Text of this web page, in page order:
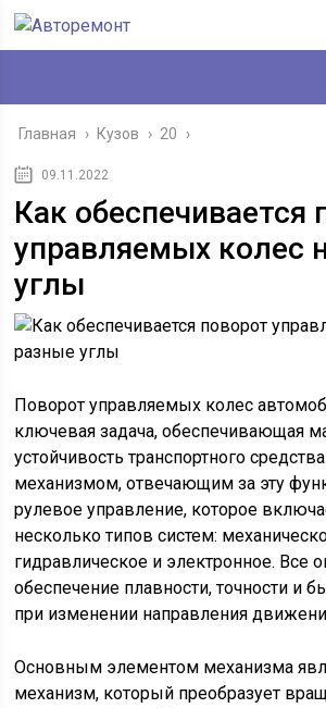
Главная › Кузов › 20 ›
09.11.2022
Как обеспечивается
управляемых колес
углы
Поворот управляемых колес
ключевая задача, обеспечивающая
устойчивость транспортного
механизмом, отвечающим за эту
рулевое управление, которое
несколько типов систем:
гидравлическое и электронное. Все
обеспечение плавности, точности и
при изменении направления
Основным элементом механизма
механизм, который преобразует